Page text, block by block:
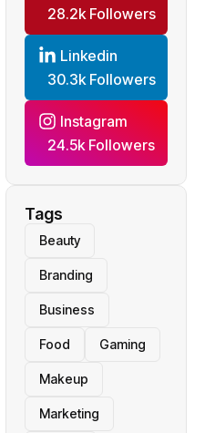
28.2k Followers
Linkedin
30.3k Followers
Instagram
24.5k Followers
Tags
Beauty
Branding
Business
Food Gaming
Makeup
Marketing